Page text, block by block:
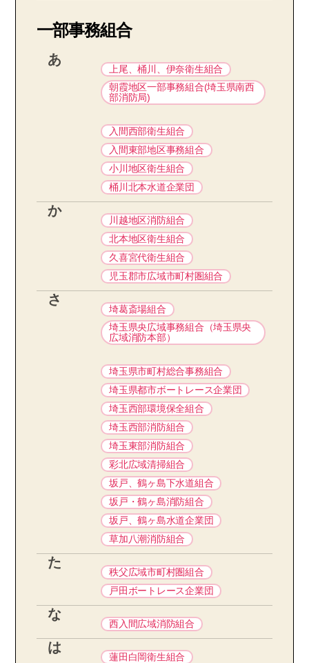
一部事務組合
あ
上尾、桶川、伊奈衛生組合
朝霞地区一部事務組合(埼玉県南西
部消防局)
入間西部衛生組合
入間東部地区事務組合
小川地区衛生組合
桶川北本水道企業団
か
川越地区消防組合
北本地区衛生組合
久喜宮代衛生組合
児玉郡市広域市町村圏組合
さ
埼葛斎場組合
埼玉県央広域事務組合（埼玉県央
広域消防本部）
埼玉県市町村総合事務組合
埼玉県都市ボートレース企業団
埼玉西部環境保全組合
埼玉西部消防組合
埼玉東部消防組合
彩北広域清掃組合
坂戸、鶴ヶ島下水道組合
坂戸・鶴ヶ島消防組合
坂戸、鶴ヶ島水道企業団
草加八潮消防組合
た
秩父広域市町村圏組合
戸田ボートレース企業団
な
西入間広域消防組合
は
蓮田白岡衛生組合